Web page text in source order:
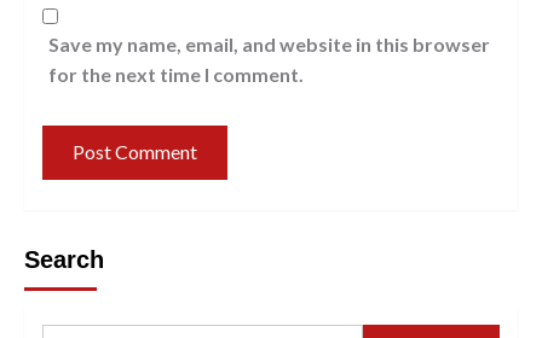
Save my name, email, and website in this browser
for the next time I comment.
Search